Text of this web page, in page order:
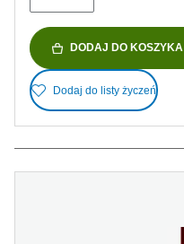
DODAJ DO KOSZYKA
Dodaj do listy życzeń